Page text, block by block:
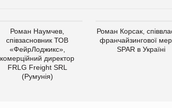
Роман Наумчев,
співзасновник ТОВ
«ФейрЛоджикс»,
комерційний директор
FRLG Freight SRL
(Румунія)
Роман Корсак,
франчайзингової
SPAR в Україні